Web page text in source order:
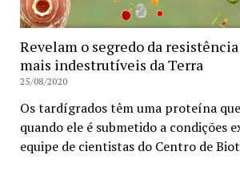
Revelam o segredo da
mais indestrutíveis da Terra
25/08/2020
Os tardígrados têm uma proteína
quando ele é submetido a condições
equipe de cientistas do Centro de